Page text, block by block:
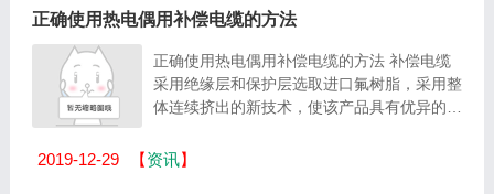
正确使用热电偶用补偿电缆的方法
正确使用热电偶用补偿电缆的方法 补偿电缆
采用绝缘层和保护层选取进口氟树脂，采用整
体连续挤出的新技术，使该产品具有优异的耐
油水...
2019-12-29 【资讯】